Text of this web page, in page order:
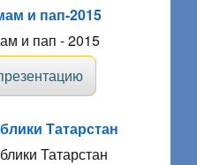
и пап-2015
и пап - 2015
Татарстан
Татарстан